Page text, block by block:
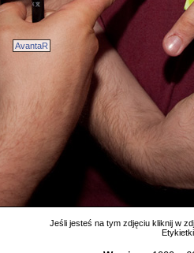
AvantaR
Jeśli jesteś na tym zdjęciu kliknij w